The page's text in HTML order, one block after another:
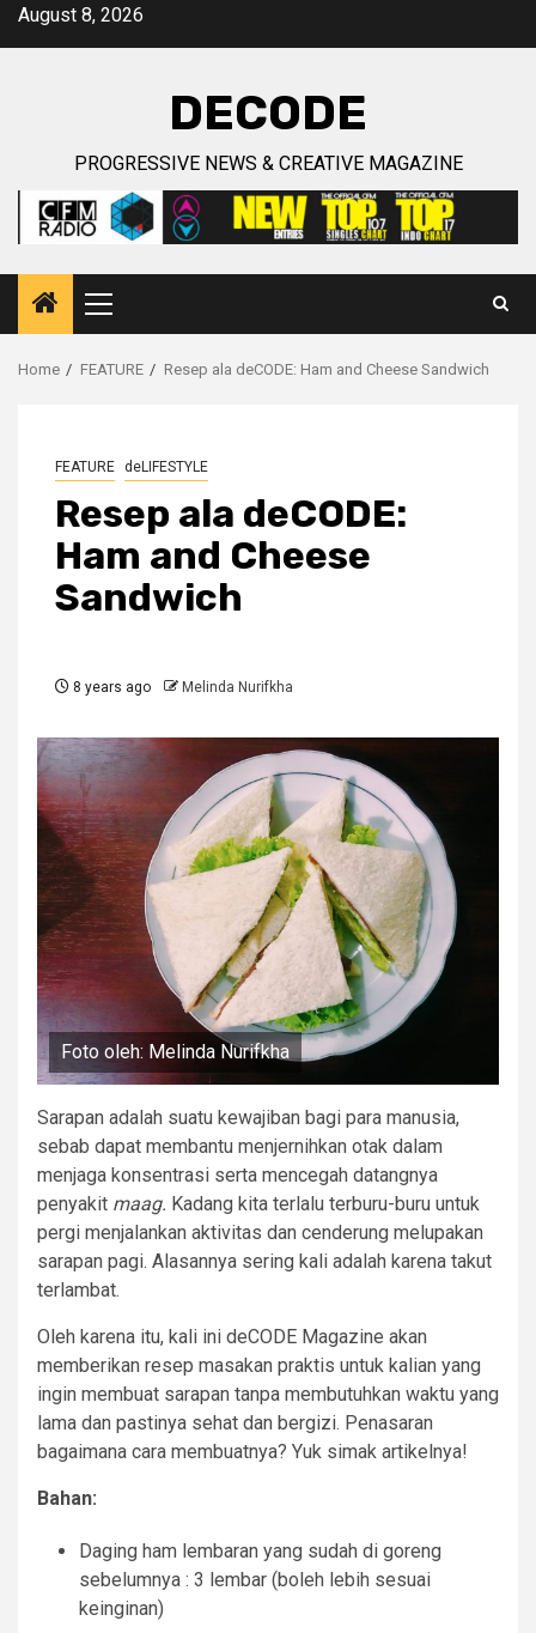
SkipAugust 8, 2026
DECODE
PROGRESSIVE NEWS & CREATIVE MAGAZINE
Primary
Menu
Home FEATURE Resep ala deCODE: Ham and Cheese Sandwich
FEATURE deLIFESTYLE
Resep ala deCODE:
Ham and Cheese
Sandwich
8 years ago Melinda Nurifkha
Foto oleh: Melinda Nurifkha
Sarapan adalah suatu kewajiban bagi para manusia,
sebab dapat membantu menjernihkan otak dalam
menjaga konsentrasi serta mencegah datangnya
penyakit maag. Kadang kita terlalu terburu-buru untuk
pergi menjalankan aktivitas dan cenderung melupakan
sarapan pagi. Alasannya sering kali adalah karena takut
terlambat.
Oleh karena itu, kali ini deCODE Magazine akan
memberikan resep masakan praktis untuk kalian yang
ingin membuat sarapan tanpa membutuhkan waktu yang
lama dan pastinya sehat dan bergizi. Penasaran
bagaimana cara membuatnya? Yuk simak artikelnya!
Bahan:
Daging ham lembaran yang sudah di goreng
sebelumnya : 3 lembar (boleh lebih sesuai
keinginan)